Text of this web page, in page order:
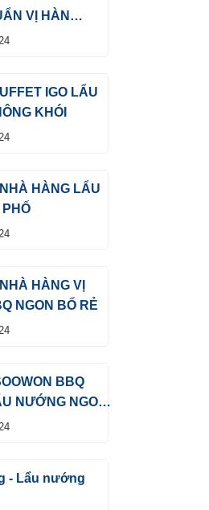
VỊ HÀN
IGO LẨU
KHÓI
HÀNG LẨU
HÀNG VỊ
NGON BỔ RẺ
BBQ
NƯỚNG NGON
- Lẩu nướng